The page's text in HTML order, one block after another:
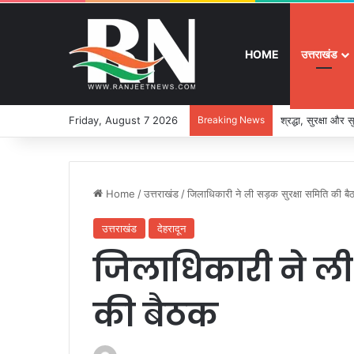
HOME उत्तराखंड
Friday, August 7 2026 Breaking News श्रद्धा, सुरक्षा और
Home /उत्तराखंड /जिलाधिकारी ने ली सड़क सुरक्षा समिति की
उत्तराखंड देहरादून
जिलाधिकारी ने
की बैठक